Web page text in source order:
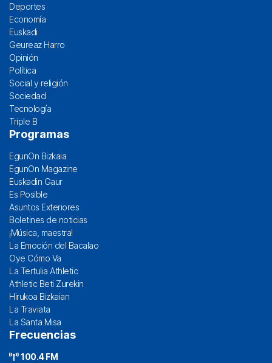
Deportes
Economía
Euskadi
Geureaz Harro
Opinión
Política
Social y religión
Sociedad
Tecnología
Triple B
Programas
EgunOn Bizkaia
EgunOn Magazine
Euskadin Gaur
Es Posible
Asuntos Exteriores
Boletines de noticias
¡Música, maestra!
La Emoción del Bacalao
Oye Cómo Va
La Tertulia Athletic
Athletic Beti Zurekin
Hirukoa Bizkaian
La Traviata
La Santa Misa
Frecuencias
100.4 FM